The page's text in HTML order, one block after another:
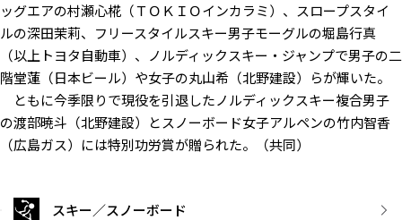
ッグエアの村瀬心椛（ＴＯＫＩＯインカラミ）、スロープスタイ
ルの深田茉莉、フリースタイルスキー男子モーグルの堀島行真
（以上トヨタ自動車）、ノルディックスキー・ジャンプで男子の二
階堂蓮（日本ビール）や女子の丸山希（北野建設）らが輝いた。
ともに今季限りで現役を引退したノルディックスキー複合男子
の渡部暁斗（北野建設）とスノーボード女子アルペンの竹内智香
（広島ガス）には特別功労賞が贈られた。（共同）
スキー／スノーボード